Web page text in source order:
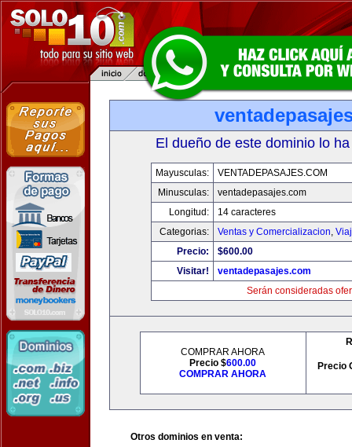
El dueño de este dominio lo
Mayusculas:
VENTADEPASAJES.COM
Minusculas:
ventadepasajes.com
Longitud:
14 caracteres
Categorias:
Ventas y Comercializacion,
Precio:
$600.00
Visitar!
ventadepasajes.com
Serán consideradas
COMPRAR AHORA
Precio $600.00
COMPRAR AHORA
Precio
Otros dominios en venta: